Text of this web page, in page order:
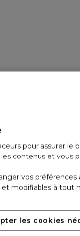
pour assurer
contenus et vous
vos
modifiables à tout
les cookies